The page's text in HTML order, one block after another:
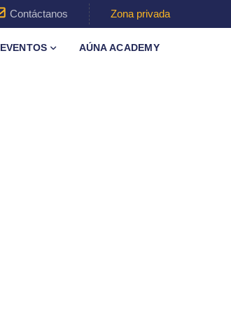
Contáctanos Zona privada
EVENTOS AÚNA ACADEMY